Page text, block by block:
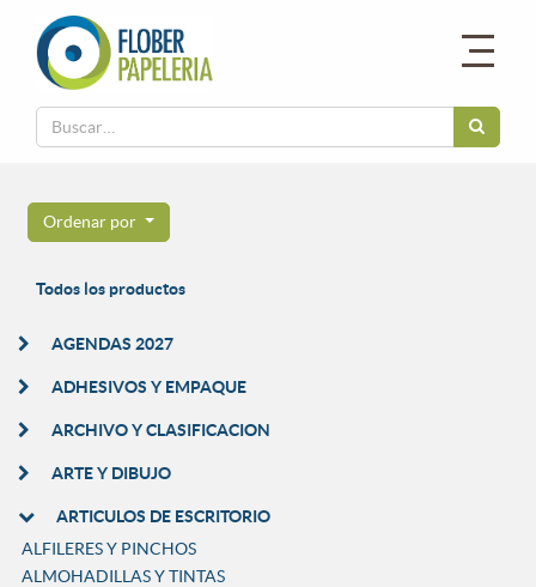
Ordenar por
Todos los productos
AGENDAS 2027
ADHESIVOS Y EMPAQUE
ARCHIVO Y CLASIFICACION
ARTE Y DIBUJO
ARTICULOS DE ESCRITORIO
ALFILERES Y PINCHOS
ALMOHADILLAS Y TINTAS